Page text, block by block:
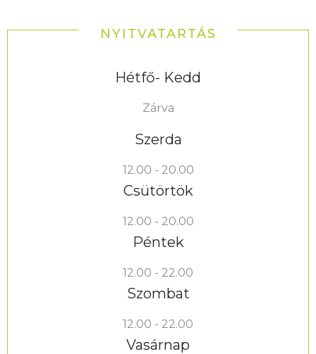
NYITVATARTÁS
Hétfő- Kedd
Zárva
Szerda
12.00 - 20.00
Csütörtök
12.00 - 20.00
Péntek
12.00 - 22.00
Szombat
12.00 - 22.00
Vasárnap